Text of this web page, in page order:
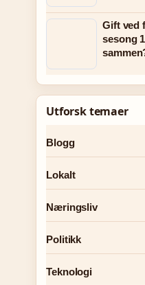
Gift ved
sesong
Utforsk temaer
Blogg
Lokalt
Næringsliv
Politikk
Teknologi